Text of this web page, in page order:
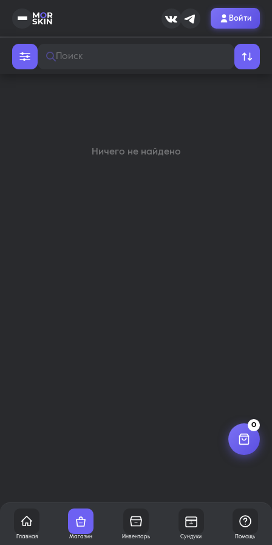
Войти
Главная Магазин Инвентарь Сундуки Помощь
Магазин скинов MM2 —
0
Ничего не найдено